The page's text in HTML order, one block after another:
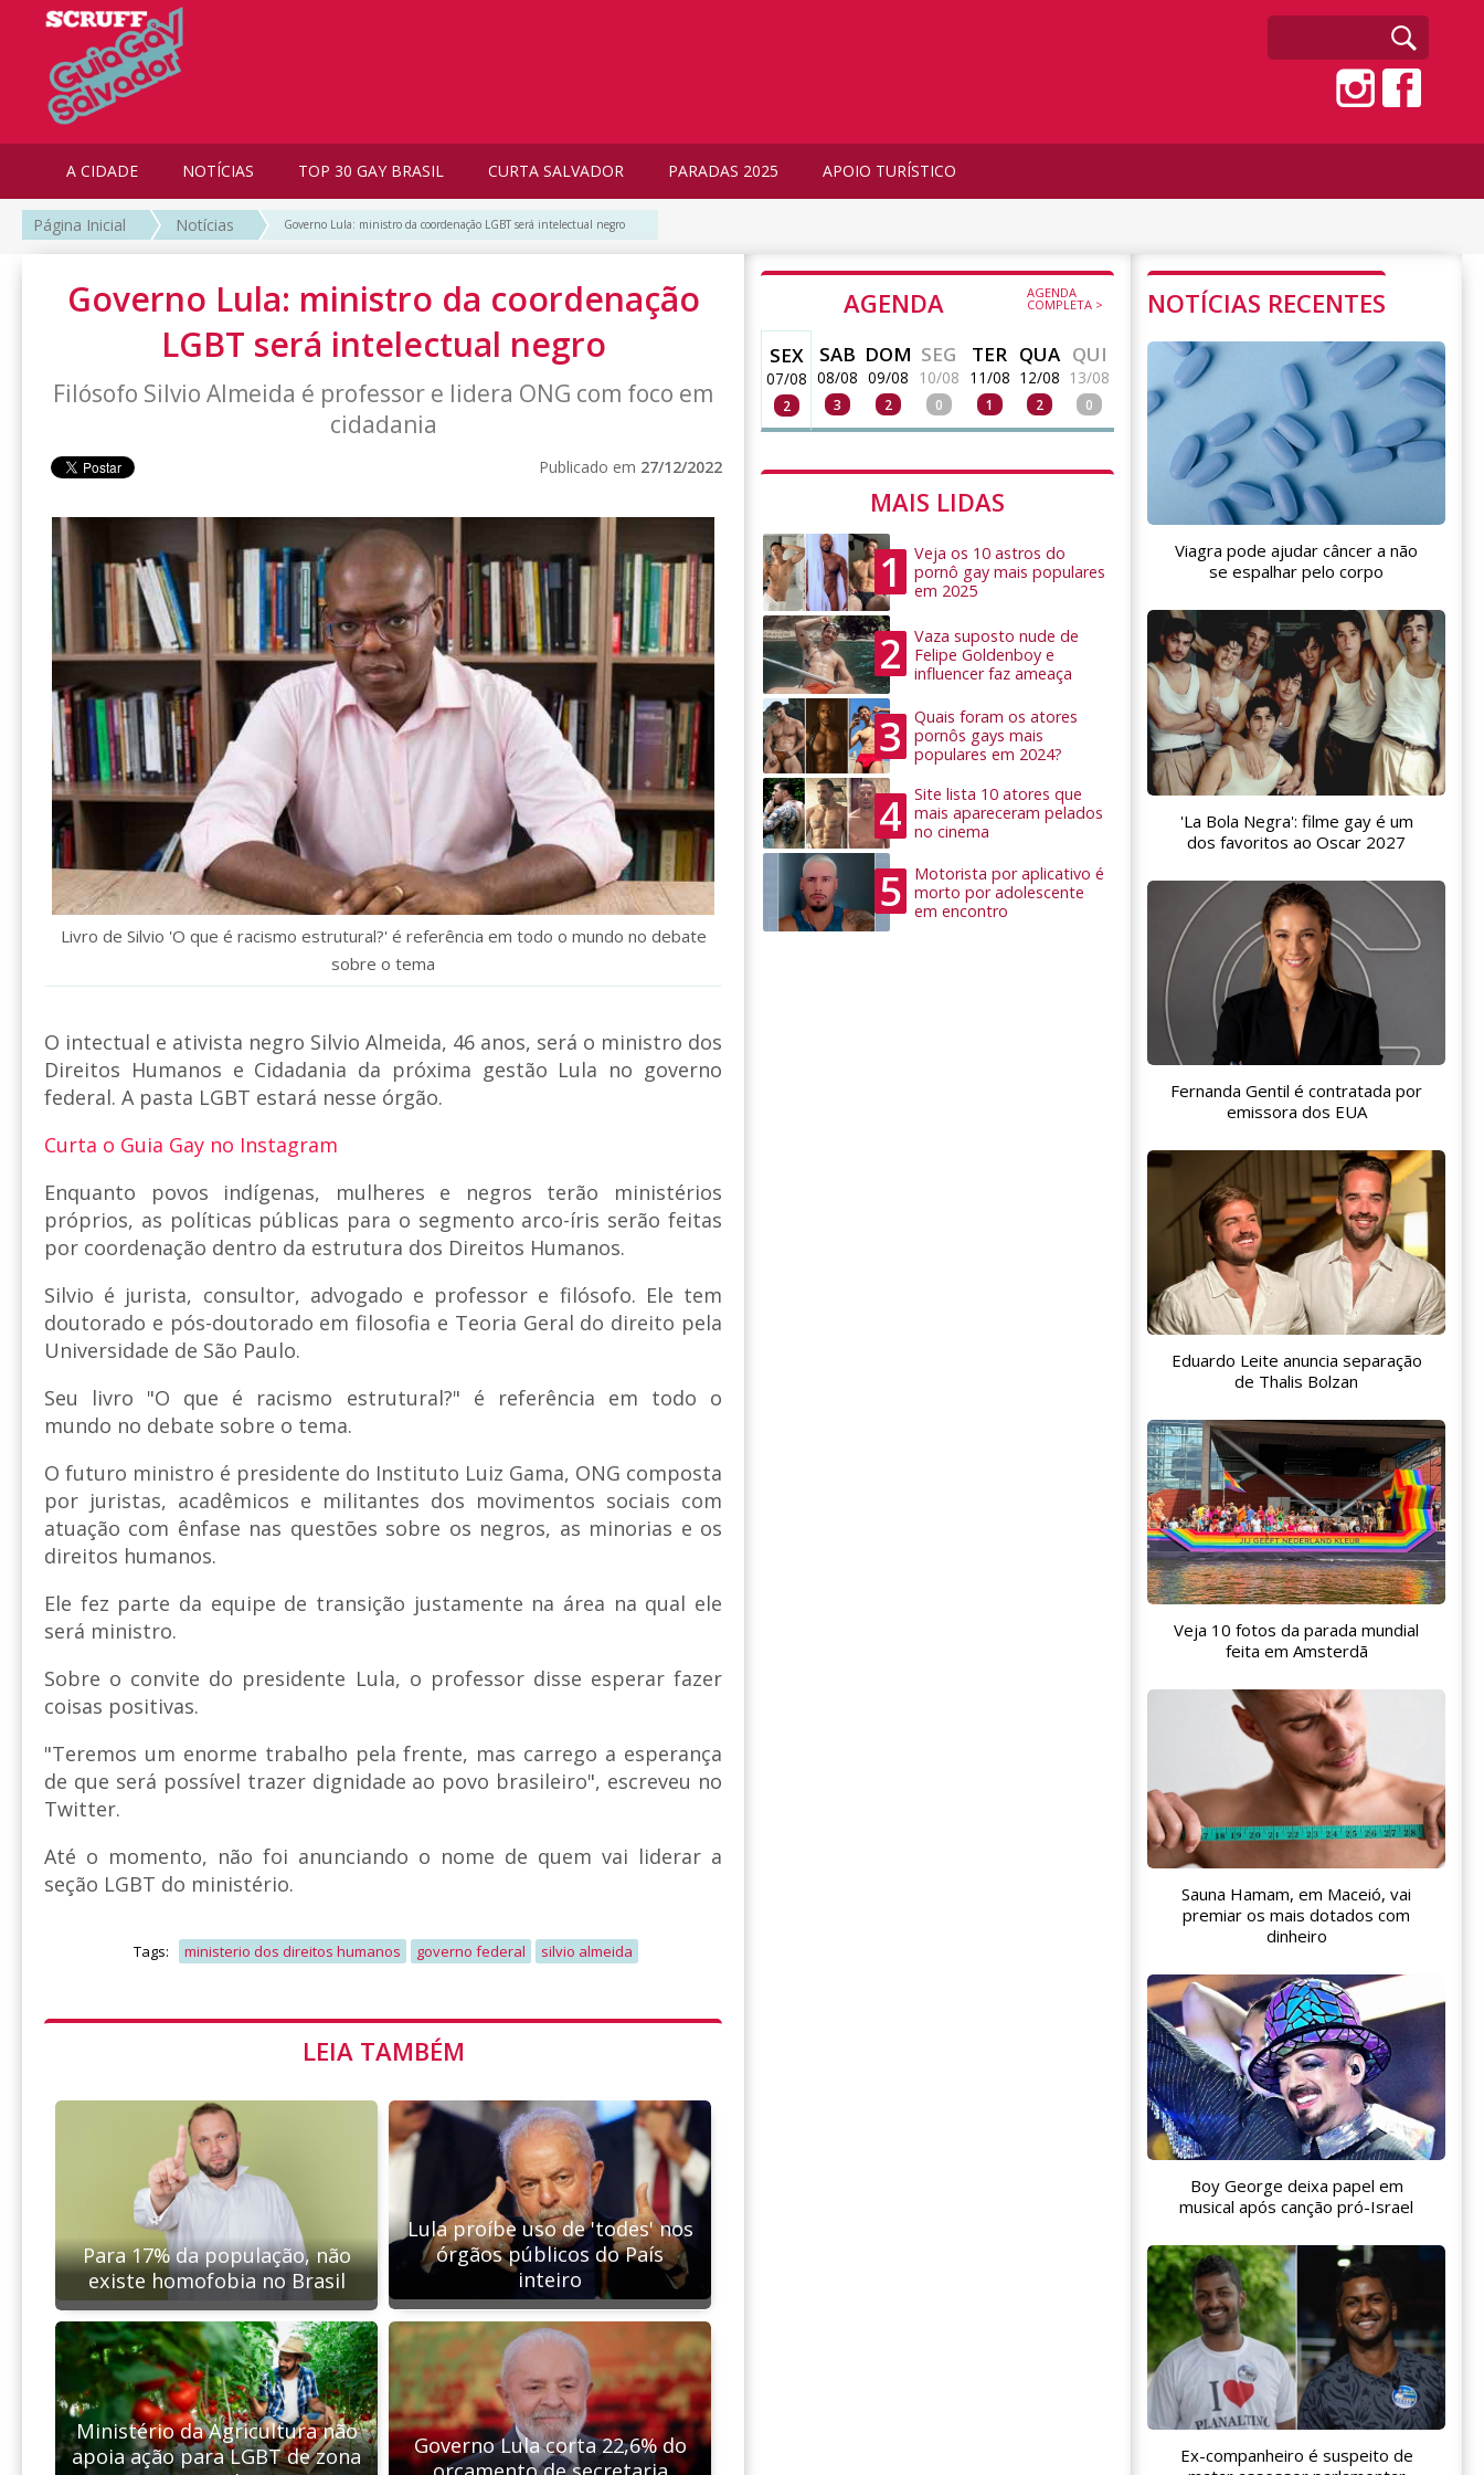
A CIDADE NOTÍCIAS TOP 30 GAY BRASIL CURTA SALVADOR PARADAS 2025 APOIO TURÍSTICO
Página Inicial Notícias Governo Lula: ministro da coordenação LGBT será intelectual negro
Governo Lula: ministro da coordenação
LGBT será intelectual negro
Filósofo Silvio Almeida é professor e lidera ONG com foco em
cidadania
Publicado em 27/12/2022
Livro de Silvio 'O que é racismo estrutural?' é referência em todo o mundo no debate
sobre o tema
O intectual e ativista negro Silvio Almeida, 46 anos, será o ministro dos
Direitos Humanos e Cidadania da próxima gestão Lula no governo
federal. A pasta LGBT estará nesse órgão.
Curta o Guia Gay no Instagram
Enquanto povos indígenas, mulheres e negros terão ministérios
próprios, as políticas públicas para o segmento arco-íris serão feitas
por coordenação dentro da estrutura dos Direitos Humanos.
Silvio é jurista, consultor, advogado e professor e filósofo. Ele tem
doutorado e pós-doutorado em filosofia e Teoria Geral do direito pela
Universidade de São Paulo.
Seu livro "O que é racismo estrutural?" é referência em todo o
mundo no debate sobre o tema.
O futuro ministro é presidente do Instituto Luiz Gama, ONG composta
por juristas, acadêmicos e militantes dos movimentos sociais com
atuação com ênfase nas questões sobre os negros, as minorias e os
direitos humanos.
Ele fez parte da equipe de transição justamente na área na qual ele
será ministro.
Sobre o convite do presidente Lula, o professor disse esperar fazer
coisas positivas.
"Teremos um enorme trabalho pela frente, mas carrego a esperança
de que será possível trazer dignidade ao povo brasileiro", escreveu no
Twitter.
Até o momento, não foi anunciando o nome de quem vai liderar a
seção LGBT do ministério.
Tags: ministerio dos direitos humanos governo federal silvio almeida
LEIA TAMBÉM
Para 17% da população, não
existe homofobia no Brasil
Lula proíbe uso de 'todes' nos
órgãos públicos do País
inteiro
Ministério da Agricultura não
apoia ação para LGBT de zona
Governo Lula corta 22,6% do
AGENDA AGENDA
COMPLETA >
SEX
07/08
2
SAB
08/08
3
DOM
09/08
2
SEG
10/08
0
TER
11/08
1
QUA
12/08
2
QUI
13/08
0
MAIS LIDAS
1
Veja os 10 astros do
pornô gay mais populares
em 2025
2
Vaza suposto nude de
Felipe Goldenboy e
influencer faz ameaça
3
Quais foram os atores
pornôs gays mais
populares em 2024?
4
Site lista 10 atores que
mais apareceram pelados
no cinema
5
Motorista por aplicativo é
morto por adolescente
em encontro
NOTÍCIAS RECENTES
Viagra pode ajudar câncer a não
se espalhar pelo corpo
'La Bola Negra': filme gay é um
dos favoritos ao Oscar 2027
Fernanda Gentil é contratada por
emissora dos EUA
Eduardo Leite anuncia separação
de Thalis Bolzan
Veja 10 fotos da parada mundial
feita em Amsterdã
Sauna Hamam, em Maceió, vai
premiar os mais dotados com
dinheiro
Boy George deixa papel em
musical após canção pró-Israel
Ex-companheiro é suspeito de